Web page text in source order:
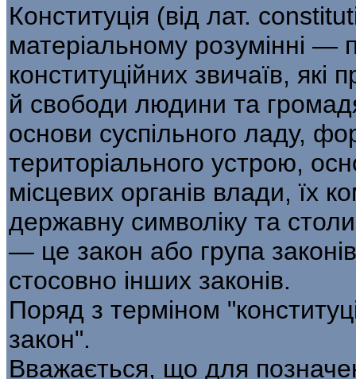
Конституція (від лат.
матеріальному розумінні —
конституційних звичаїв,
й свободи людини та
основи суспільного ладу,
територіального устрою,
місцевих органів влади, їх
державну символіку та
— це закон або група
стосовно інших законів.
Поряд з терміном
закон".
Вважається, що для